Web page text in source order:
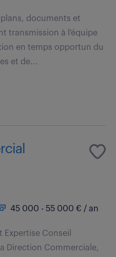
plans, documents et
transmission à l'équipe
en temps opportun du
et de...
45 000 - 55 000 € / an
Expertise Conseil
Direction Commerciale,